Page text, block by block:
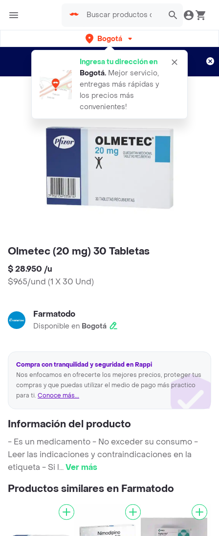
Bogotá
Ingresa tu dirección en
Bogotá. Mejor servicio,
entregas más rápidas y
los precios más
convenientes!
envíos gratis por semanas
Aplican TyC
Olmetec (20 mg) 30 Tabletas
$ 28.950 /u
$965/und (1 X 30 Und)
Farmatodo
Disponible en Bogotá
Compra con tranquilidad y seguridad en Rappi
Nos enfocamos en ofrecerte los mejores precios, proteger tus
compras y que puedas utilizar el medio de pago más practico
para ti. Conoce más...
Información del producto
- Es un medicamento - No exceder su consumo -
Leer las indicaciones y contraindicaciones en la
etiqueta - Si l...Ver más
Productos similares en Farmatodo